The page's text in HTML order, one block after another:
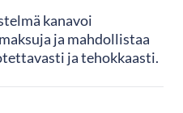
kanavoi
ja mahdollistaa
ja tehokkaasti.